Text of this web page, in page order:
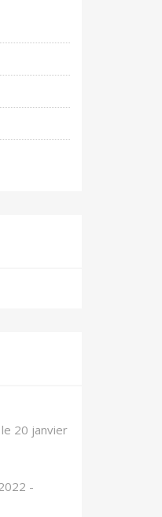
le 20 janvier
-